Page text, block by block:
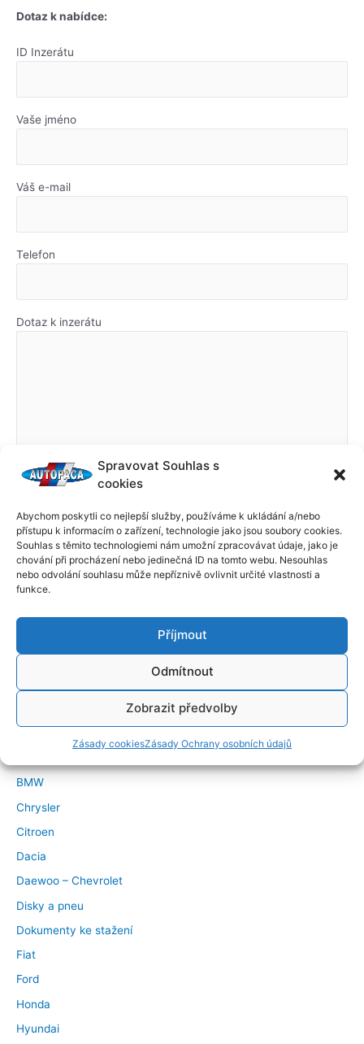
Spravovat Souhlas s
cookies
Abychom poskytli co nejlepší služby, používáme k ukládání a/nebo
přístupu k informacím o zařízení, technologie jako jsou soubory cookies.
Souhlas s těmito technologiemi nám umožní zpracovávat údaje, jako je
chování při procházení nebo jedinečná ID na tomto webu. Nesouhlas
nebo odvolání souhlasu může nepříznivě ovlivnit určité vlastnosti a
funkce.
Příjmout
Odmítnout
Zobrazit předvolby
Zásady cookiesZásady Ochrany osobních údajů
Dotaz k nabídce:
ID Inzerátu
Vaše jméno
Váš e-mail
Telefon
Dotaz k inzerátu
←Předchozí Příspěvek Další Příspěvek→
Značky vozidel
BMW
Chrysler
Citroen
Dacia
Daewoo – Chevrolet
Disky a pneu
Dokumenty ke stažení
Fiat
Ford
Honda
Hyundai